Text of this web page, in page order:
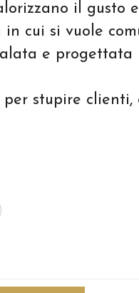
il gusto
cui si vuole
e progettata
stupire clienti,